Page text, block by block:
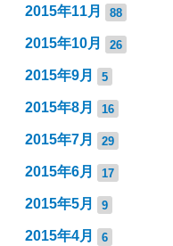
2015年11月 88
2015年10月 26
2015年9月 5
2015年8月 16
2015年7月 29
2015年6月 17
2015年5月 9
2015年4月 6